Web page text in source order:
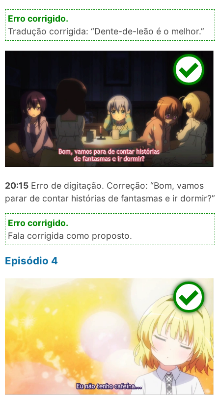
Tradução corrigida: “Dente-de-leão é o melhor.”
20:15 Erro de digitação. Correção: “Bom, vamos
parar de contar histórias de fantasmas e ir dormir?”
Fala corrigida como proposto.
Episódio 4